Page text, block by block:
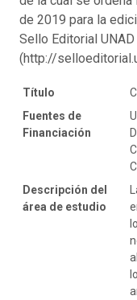
de 2019 para la
Sello Editorial UNAD
(http://
Título
Fuentes de
Financiación
Descripción del
área de estudio